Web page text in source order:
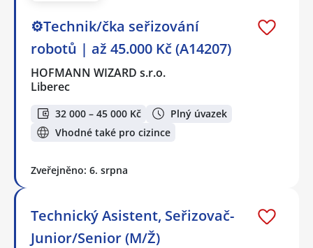
⚙️Technik/čka seřizování
robotů | až 45.000 Kč (A14207)
HOFMANN WIZARD s.r.o.
Liberec
32 000 – 45 000 Kč
Plný úvazek
Vhodné také pro cizince
Zveřejněno: 6. srpna
Technický Asistent, Seřizovač-
Junior/Senior (M/Ž)